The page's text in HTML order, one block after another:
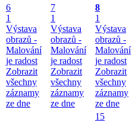
6
1
Výstava
obrazů -
Malování
je radost
Zobrazit
všechny
záznamy
ze dne
7
1
Výstava
obrazů -
Malování
je radost
Zobrazit
všechny
záznamy
ze dne
8
1
Výstava
obrazů -
Malování
je radost
Zobrazit
všechny
záznamy
ze dne
15